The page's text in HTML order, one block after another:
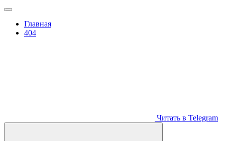
Главная
404
Читать в Telegram